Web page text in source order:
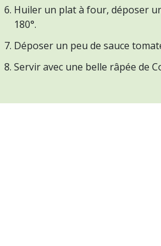
Huiler un plat à four, déposer
180°.
Déposer un peu de sauce
Servir avec une belle râpée de